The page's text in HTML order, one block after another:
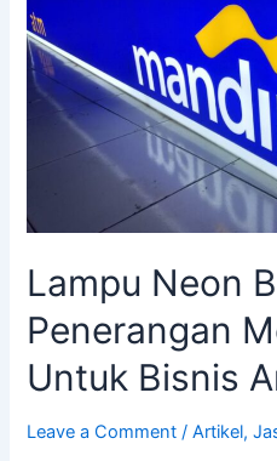
Lampu Neon
Penerangan
Untuk Bisnis
Leave a Comment /Artikel,
Box
Acrylic,
Penerangan
Menawan
Untuk